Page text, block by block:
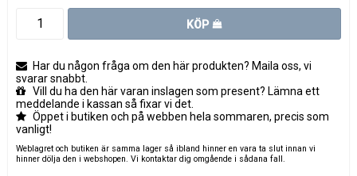
KÖP
Har du någon fråga om den här produkten? Maila oss, vi
svarar snabbt.
Vill du ha den här varan inslagen som present? Lämna ett
meddelande i kassan så fixar vi det.
Öppet i butiken och på webben hela sommaren, precis som
vanligt!
Weblagret och butiken är samma lager så ibland hinner en vara ta slut innan vi
hinner dölja den i webshopen. Vi kontaktar dig omgående i sådana fall.